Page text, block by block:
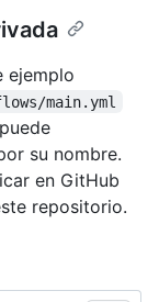
ejemplo
main.yml
su nombre.
en GitHub
repositorio.